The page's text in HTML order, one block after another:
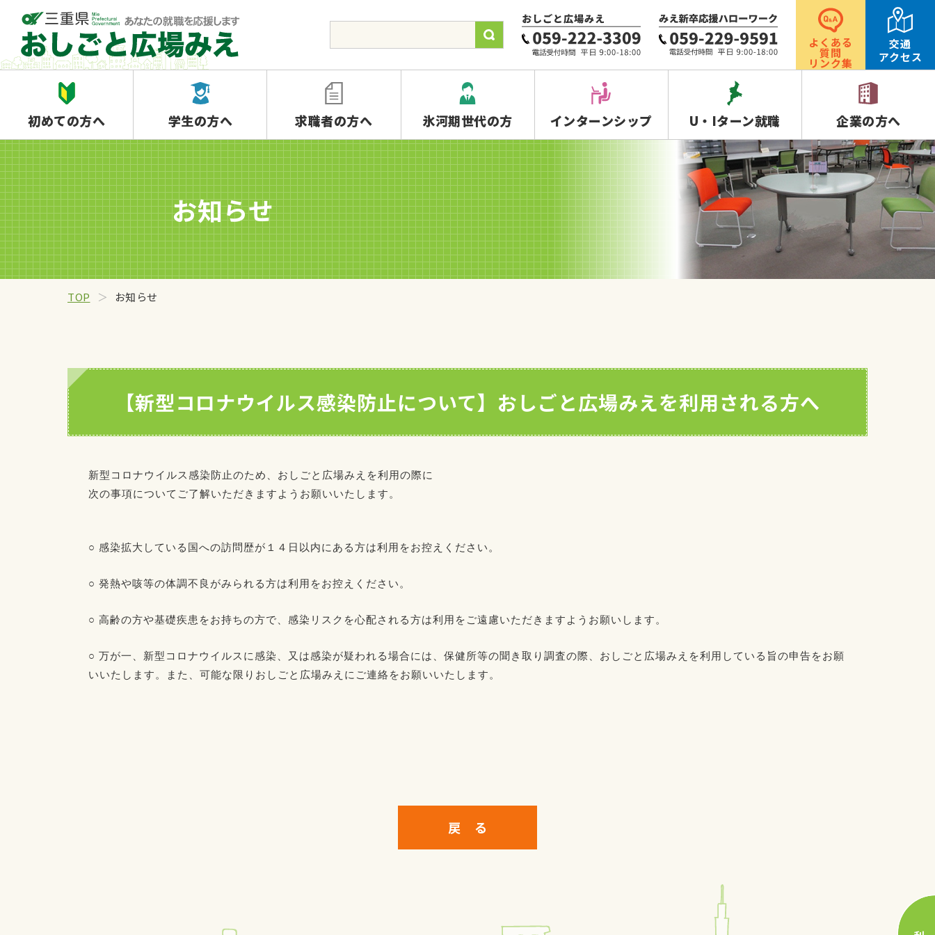
よくある
質問
リンク集
交通
アクセス
初めての方へ 学生の方へ 求職者の方へ 氷河期世代の方 インターンシップ U・Iターン就職 企業の方へ
お知らせ
TOP お知らせ
【新型コロナウイルス感染防止について】おしごと広場みえを利用される方へ
新型コロナウイルス感染防止のため、おしごと広場みえを利用の際に
次の事項についてご了解いただきますようお願いいたします。
○ 感染拡大している国への訪問歴が１４日以内にある方は利用をお控えください。
○ 発熱や咳等の体調不良がみられる方は利用をお控えください。
○ 高齢の方や基礎疾患をお持ちの方で、感染リスクを心配される方は利用をご遠慮いただきますようお願いします。
○ 万が一、新型コロナウイルスに感染、又は感染が疑われる場合には、保健所等の聞き取り調査の際、おしごと広場みえを利用している旨の申告をお願
いいたします。また、可能な限りおしごと広場みえにご連絡をお願いいたします。
戻 る